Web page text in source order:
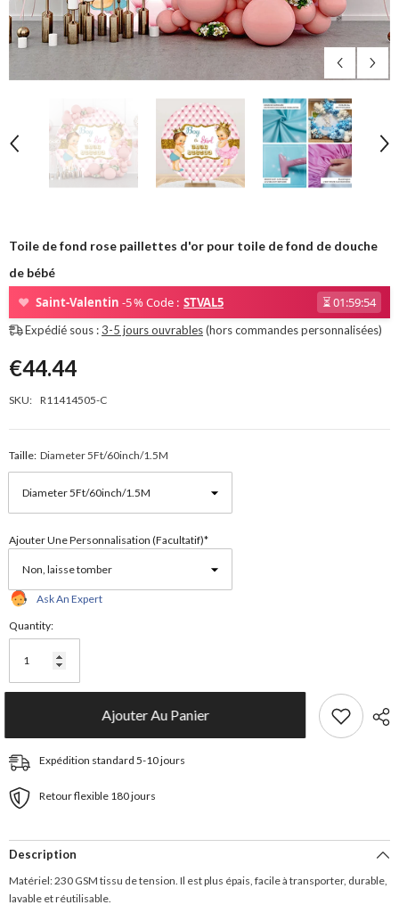
Toile de fond rose paillettes d'or pour toile de fond de douche
de bébé
❤ Saint-Valentin -5 % Code : STVAL5 ⏳01:59:54
Expédié sous :3-5 jours ouvrables(hors commandes personnalisées)
€44.44
SKU: R11414505-C
Taille: Diameter 5Ft/60inch/1.5M
Ajouter Une Personnalisation (facultatif)*
Ask An Expert
Quantity:
Ajouter Au Panier
Expédition standard 5-10 jours
Retour flexible 180 jours
Description
Matériel: 230 GSM tissu de tension. Il est plus épais, facile à transporter, durable,
lavable et réutilisable.